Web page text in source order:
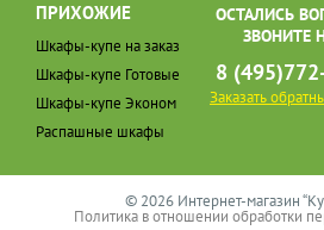
ПРИХОЖИЕ
Шкафы-купе на заказ
Шкафы-купе Готовые
Шкафы-купе Эконом
Распашные шкафы
ОСТАЛИСЬ
ЗВОНИТЕ
8
Заказать
© 2026 Интернет-магазин
Политика в отношении обработки